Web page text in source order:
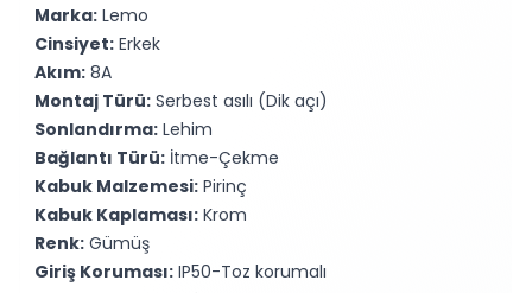
Marka: Lemo
Cinsiyet: Erkek
Akım: 8A
Montaj Türü: Serbest asılı (Dik açı)
Sonlandırma: Lehim
Bağlantı Türü: İtme-Çekme
Kabuk Malzemesi: Pirinç
Kabuk Kaplaması: Krom
Renk: Gümüş
Giriş Koruması: IP50-Toz korumalı